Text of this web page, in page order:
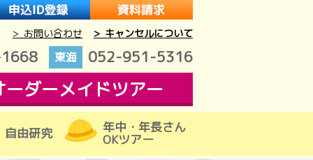
> お問い合わせ > キャンセルについて
東海 052-951-5316
ーダーメイドツアー
自由研究 年中・年長さん
OKツアー